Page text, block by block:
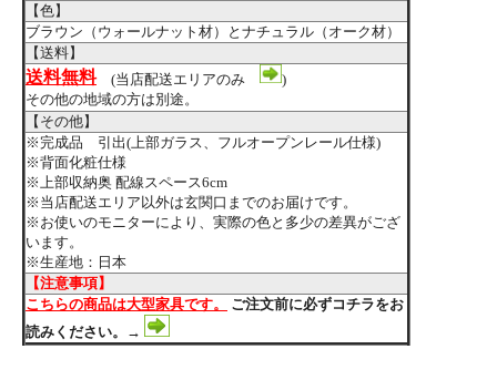
【色】
ブラウン（ウォールナット材）とナチュラル（オーク材）
【送料】
送料無料(当店配送エリアのみ
)
その他の地域の方は別途。
【その他】
※完成品 引出(上部ガラス、フルオープンレール仕様)
※背面化粧仕様
※上部収納奥 配線スペース6cm
※当店配送エリア以外は玄関口までのお届けです。
※お使いのモニターにより、実際の色と多少の差異がござ
います。
※生産地：日本
【注意事項】
こちらの商品は大型家具です。
ご注文前に必ずコチラをお
読みください。→